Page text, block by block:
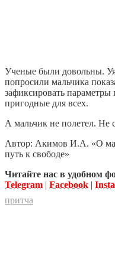
Ученые были довольны.
попросили мальчика
зафиксировать
пригодные для всех.
А мальчик не полетел. Не
Автор: Акимов И.А. «О
путь к свободе»
Читайте нас в удобном
Telegram | Facebook |
притча